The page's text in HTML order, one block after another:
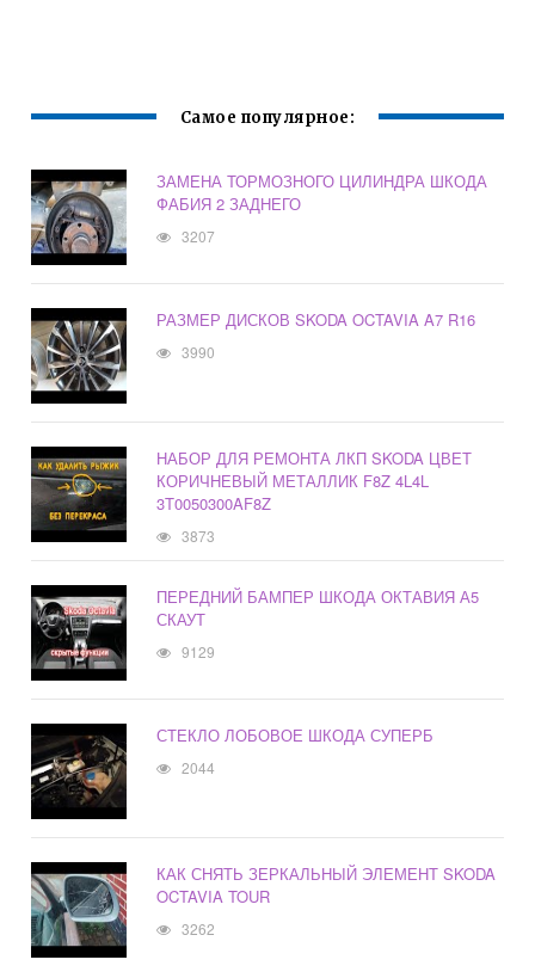
Самое популярное:
ЗАМЕНА ТОРМОЗНОГО ЦИЛИНДРА ШКОДА
ФАБИЯ 2 ЗАДНЕГО
3207
РАЗМЕР ДИСКОВ SKODA OCTAVIA A7 R16
3990
НАБОР ДЛЯ РЕМОНТА ЛКП SKODA ЦВЕТ
КОРИЧНЕВЫЙ МЕТАЛЛИК F8Z 4L4L
3T0050300AF8Z
3873
ПЕРЕДНИЙ БАМПЕР ШКОДА ОКТАВИЯ А5
СКАУТ
9129
СТЕКЛО ЛОБОВОЕ ШКОДА СУПЕРБ
2044
КАК СНЯТЬ ЗЕРКАЛЬНЫЙ ЭЛЕМЕНТ SKODA
OCTAVIA TOUR
3262